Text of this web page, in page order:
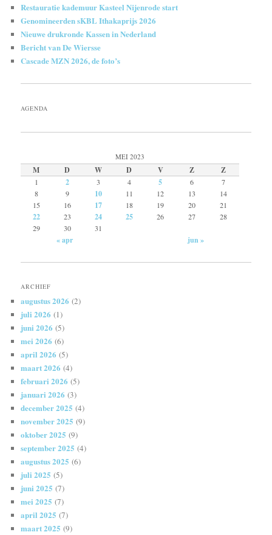
Restauratie kademuur Kasteel Nijenrode start
Genomineerden sKBL Ithakaprijs 2026
Nieuwe drukronde Kassen in Nederland
Bericht van De Wiersse
Cascade MZN 2026, de foto’s
AGENDA
MEI 2023
M D W D V Z Z
1 2 3 4 5 6
7
8
9 10 11 12 13
14
15
16 17 18 19 20 21
22 23 24 25 26 27
28
29
30 31
« apr jun »
ARCHIEF
augustus 2026 (2)
juli 2026 (1)
juni 2026 (5)
mei 2026 (6)
april 2026 (5)
maart 2026 (4)
februari 2026 (5)
januari 2026 (3)
december 2025 (4)
november 2025 (9)
oktober 2025 (9)
september 2025 (4)
augustus 2025 (6)
juli 2025 (5)
juni 2025 (7)
mei 2025 (7)
april 2025 (7)
maart 2025 (9)